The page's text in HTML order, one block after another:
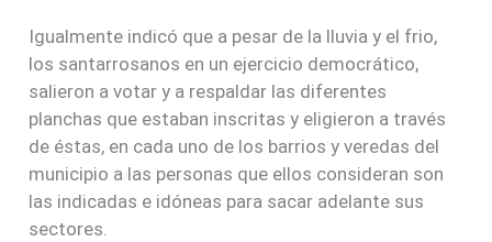
Igualmente indicó que a pesar de la lluvia y el frio,
los santarrosanos en un ejercicio democrático,
salieron a votar y a respaldar las diferentes
planchas que estaban inscritas y eligieron a través
de éstas, en cada uno de los barrios y veredas del
municipio a las personas que ellos consideran son
las indicadas e idóneas para sacar adelante sus
sectores.